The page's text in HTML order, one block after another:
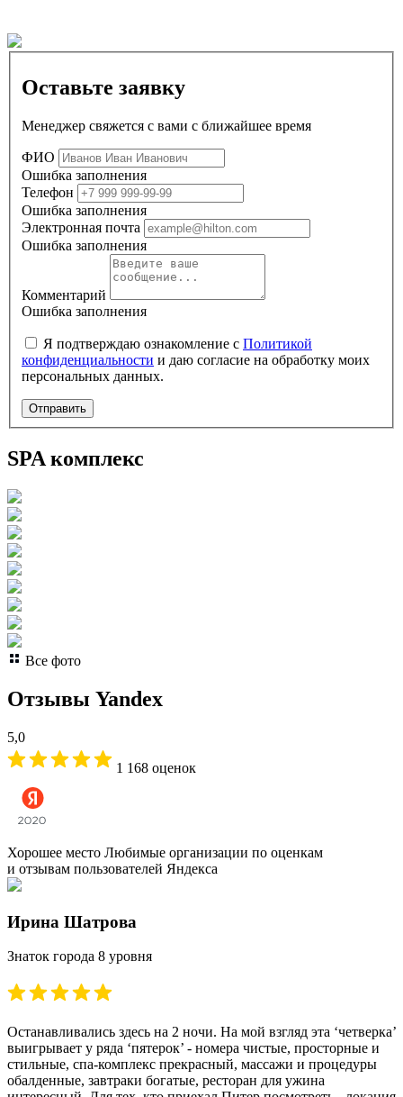
Оставьте заявку
Менеджер свяжется с вами с ближайшее время
ФИО
Ошибка заполнения
Телефон
Ошибка заполнения
Электронная почта
Ошибка заполнения
Комментарий
Ошибка заполнения
Я подтверждаю ознакомление с Политикой
конфиденциальности
персональных данных.
Отправить
SPA комплекс
Все фото
Отзывы Yandex
5,0
1 168 оценок
Хорошее место Любимые организации по оценкам
и отзывам пользователей Яндекса
Ирина Шатрова
Знаток города 8 уровня
Останавливались здесь на 2 ночи. На мой взгляд эта ‘четверка’
выигрывает у ряда ‘пятерок’ - номера чистые, просторные и
стильные, спа-комплекс прекрасный, массажи и процедуры
обалденные, завтраки богатые, ресторан для ужина